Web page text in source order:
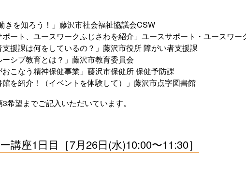
きを知ろう！」藤沢市社会福祉協議会CSW
ポート、ユースワークふじさわを紹介」ユースサポート・ユースワー
支援課は何をしているの？」藤沢市役所 障がい者支援課
ーシブ教育とは？」藤沢市教育委員会
おこなう精神保健事業」藤沢市保健所 保健予防課
館を紹介！（イベントを体験して）」藤沢市点字図書館
希望までご記入いただいています。
講座1日目［7月26日(水)10:00〜11:30］